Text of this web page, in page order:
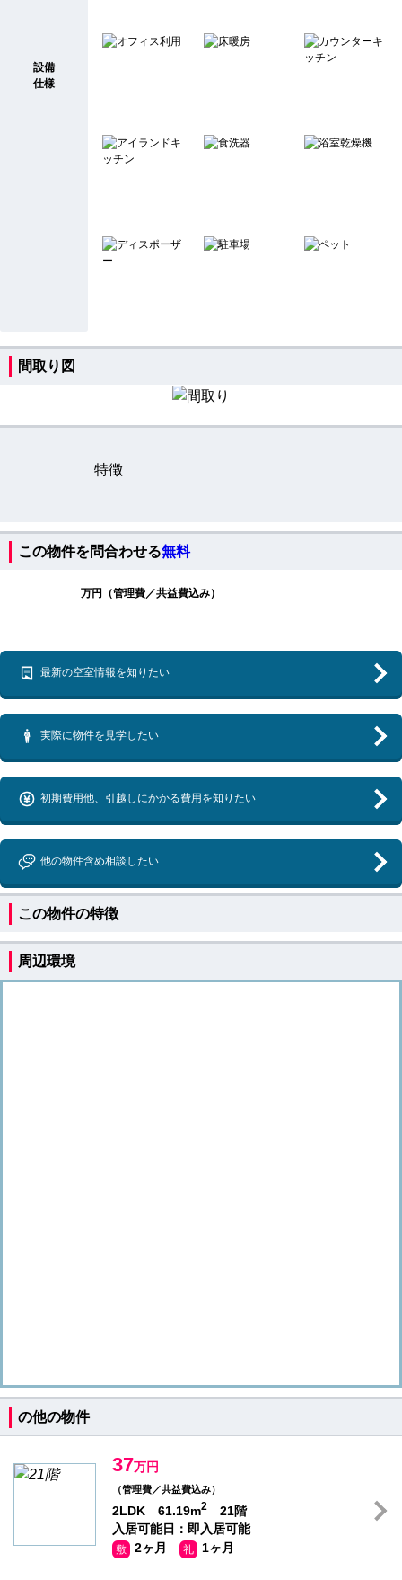
設備
仕様
間取り図
特徴
この物件を問合わせる無料
万円（管理費／共益費込み）
最新の空室情報を知りたい
実際に物件を見学したい
初期費用他、引越しにかかる費用を知りたい
他の物件含め相談したい
この物件の特徴
周辺環境
の他の物件
37万円
（管理費／共益費込み）
2LDK 61.19m2
21階
入居可能日：即入居可能
敷 2ヶ月 礼 1ヶ月